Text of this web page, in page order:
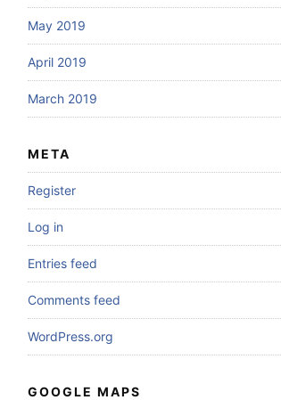
May 2019
April 2019
March 2019
META
Register
Log in
Entries feed
Comments feed
WordPress.org
GOOGLE MAPS